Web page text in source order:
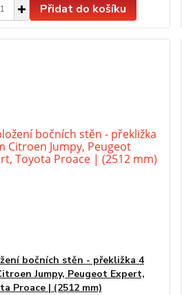
Přidat do košíku
bočních stěn - překližka 4
Jumpy, Peugeot Expert,
Proace | (2512 mm)